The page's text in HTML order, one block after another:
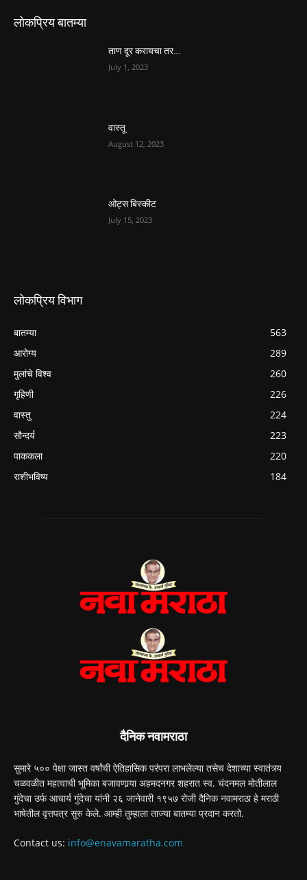
लोकप्रिय बातम्या
ताण दूर करायचा तर…
July 1, 2023
वास्तू
August 12, 2023
ओट्स बिस्कीट
July 15, 2023
लोकप्रिय विभाग
बातम्या
563
आरोग्य
289
मुलांचे विश्व
260
गृहिणी
226
वास्तु
224
सौन्दर्य
223
पाककला
220
राशीभविष्य
184
दैनिक नवामराठा
सुमारे ५०० पेक्षा जास्त वर्षांची ऐतिहासिक परंपरा लाभलेल्या तसेच देशाच्या स्वातंत्र्य
चळवळीत महत्वाची भूमिका बजावणार्‍या अहमदनगर शहरात स्व. चंदनमल मोतीलाल
गुंदेचा उर्फ आचार्य गुंदेचा यांनी २६ जानेवारी १९५७ रोजी दैनिक नवामराठा हे मराठी
भाषेतील वृत्तपत्र सुरु केले. आम्ही तुम्हाला ताज्या बातम्या प्रदान करतो.
Contact us: info@enavamaratha.com